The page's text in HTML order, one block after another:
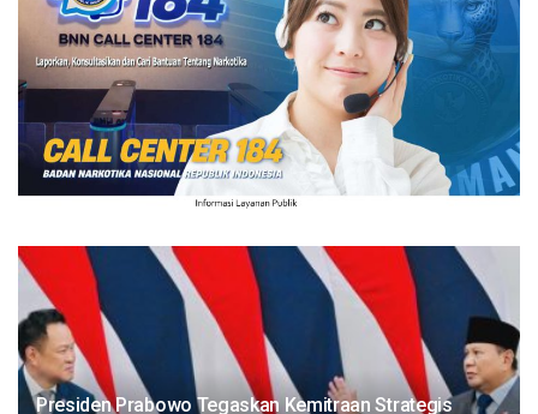
Presiden Prabowo Tegaskan Kemitraan Strategis